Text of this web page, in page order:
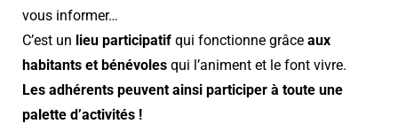
vous informer…
C’est un lieu participatif qui fonctionne grâce aux
habitants et bénévoles qui l’animent et le font vivre.
Les adhérents peuvent ainsi participer à toute une
palette d’activités !